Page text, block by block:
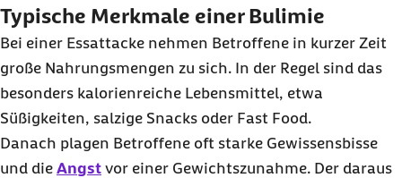
Typische Merkmale einer Bulimie
Bei einer Essattacke nehmen Betroffene in kurzer Zeit
große Nahrungsmengen zu sich. In der Regel sind das
besonders kalorienreiche Lebensmittel, etwa
Süßigkeiten, salzige Snacks oder Fast Food.
Danach plagen Betroffene oft starke Gewissensbisse
und die Angst vor einer Gewichtszunahme. Der daraus